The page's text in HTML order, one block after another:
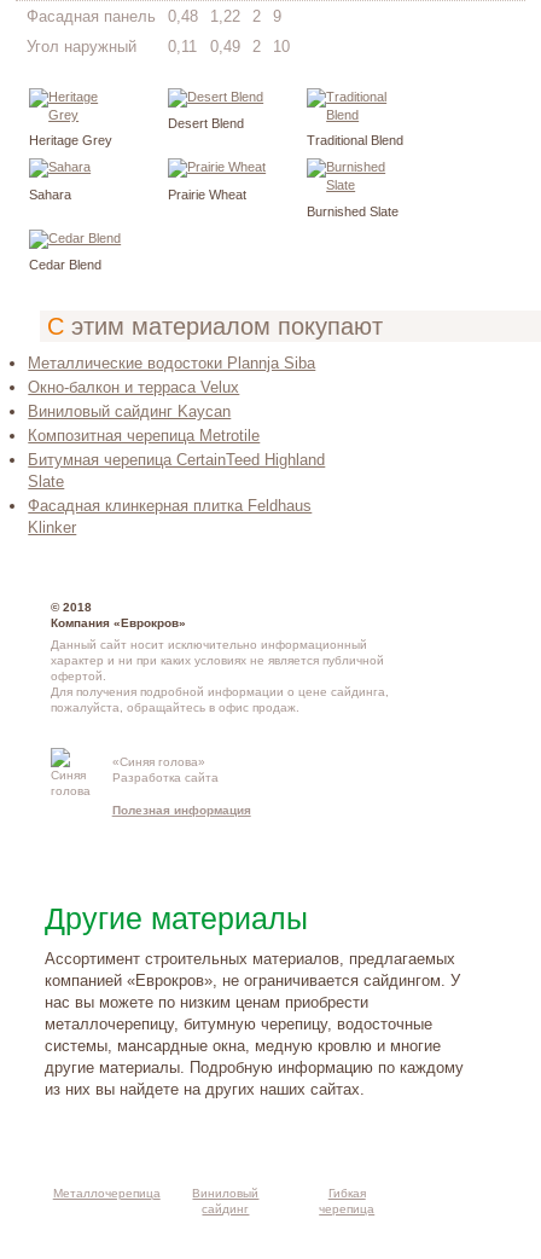
Фасадная панель 0,48 1,22 2
9
Угол наружный
0,11 0,49 2 10
Heritage Grey
Desert Blend
Traditional Blend
Sahara
Prairie Wheat
Burnished Slate
Cedar Blend
С этим материалом покупают
Металлические водостоки Plannja Siba
Окно-балкон и терраса Velux
Виниловый сайдинг Kaycan
Композитная черепица Metrotile
Битумная черепица CertainTeed Highland
Slate
Фасадная клинкерная плитка Feldhaus
Klinker
© 2018
Компания «Еврокров»
Данный сайт носит исключительно информационный
характер и ни при каких условиях не является публичной
офертой.
Для получения подробной информации оцене сайдинга,
пожалуйста, обращайтесь вофис продаж.
«Синяя голова»
Разработка сайта
Полезная информация
Другие материалы
Ассортимент строительных материалов, предлагаемых
компанией «Еврокров», не ограничивается сайдингом. У
нас вы можете по низким ценам приобрести
металлочерепицу, битумную черепицу, водосточные
системы, мансардные окна, медную кровлю и многие
другие материалы. Подробную информацию по каждому
из них вы найдете на других наших сайтах.
Металлочерепица
Виниловый
сайдинг
Гибкая
черепица